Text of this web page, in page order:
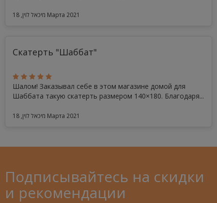
מיכאל לוין, 18 Марта 2021
Скатерть "Шаббат"
Шалом! Заказывал себе в этом магазине домой для
Шаббата такую скатерть размером 140×180. Благодаря...
מיכאל לוין, 18 Марта 2021
Подписывайтесь на скидки
и рекомендации